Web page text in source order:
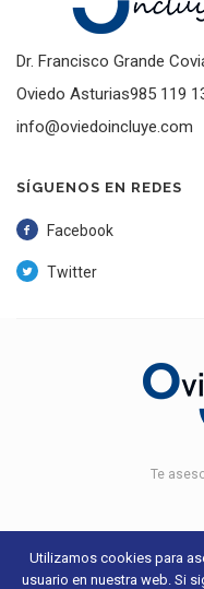
Dr. Francisco Grande
Oviedo Asturias985 119
info@oviedoincluye.com
SÍGUENOS EN REDES
Facebook
Twitter
Te
© 2018 Oviedo Incluye -
Utilizamos cookies para
usuario en nuestra web. Si